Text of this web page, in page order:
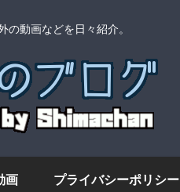
の動画などを日々紹介。
画 プライバシーポリシー